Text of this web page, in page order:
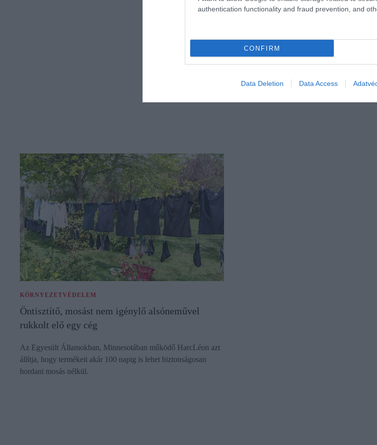
authentication functionality and fraud prevention, and
CONFIRM
Data Deletion Data Access
KÖRNYEZETVÉDELEM
Öntisztítő, mosást nem igénylő alsóneművel
rukkolt elő egy cég
Az Egyesült Államokban, Minnesotában működő HarcLéon azt
állítja, hogy termékeit akár 100 napig is lehet biztonságosan
hordani mosás nélkül.